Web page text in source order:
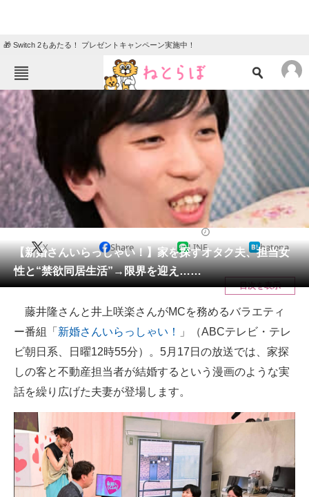
🎁 Switch 2もあたる！ プレゼントキャンペーン実施中！
ねとらぼメニュー
TOP ニュース
エンタメ クイズ
グルメ 地域
住まい 教育・育児
動物 リサーチ
会員記事
メディア
注目記事を集めた総合ページ
ITの今と未来を見通す
スマホと通信の最新トレンド
進化するPCとデバイスの未来
好きが集まる 比べて選べる
ビジネスと働き方のヒント
AI活用のいまが分かる
【新婚さんいらっしゃい！】家を探すオタク夫、担当女
性と“禁欲同居生活”→限界を迎え……
X Share LINE hatena
目次を表示
藤井隆さんと井上咲楽さんがMCを務めるバラエティ
ー番組「 新婚さんいらっしゃい！
」（ABCテレビ・テレ
ビ朝日系、日曜12時55分）。5月17日の放送では、家探
しの客と不動産担当者が結婚するという漫画のような実
話を繰り広げた夫妻が登場します。